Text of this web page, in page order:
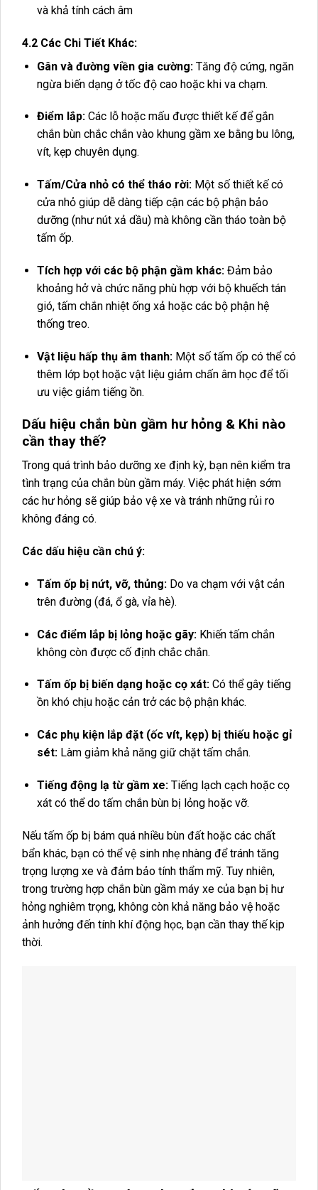
và khả tính cách âm
4.2 Các Chi Tiết Khác:
Gân và đường viền gia cường: Tăng độ cứng, ngăn
ngừa biến dạng ở tốc độ cao hoặc khi va chạm.
Điểm lắp: Các lỗ hoặc mấu được thiết kế để gắn
chắn bùn chắc chắn vào khung gầm xe bằng bu lông,
vít, kẹp chuyên dụng.
Tấm/Cửa nhỏ có thể tháo rời: Một số thiết kế có
cửa nhỏ giúp dễ dàng tiếp cận các bộ phận bảo
dưỡng (như nút xả dầu) mà không cần tháo toàn bộ
tấm ốp.
Tích hợp với các bộ phận gầm khác:Đảm bảo
khoảng hở và chức năng phù hợp với bộ khuếch tán
gió, tấm chắn nhiệt ống xả hoặc các bộ phận hệ
thống treo.
Vật liệu hấp thụ âm thanh:Một số tấm ốp có thể có
thêm lớp bọt hoặc vật liệu giảm chấn âm học để tối
ưu việc giảm tiếng ồn.
Dấu hiệu chắn bùn gầm hư hỏng & Khi nào
cần thay thế?
Trong quá trình bảo dưỡng xe định kỳ, bạn nên kiểm tra
tình trạng của chắn bùn gầm máy. Việc phát hiện sớm
các hư hỏng sẽ giúp bảo vệ xe và tránh những rủi ro
không đáng có.
Các dấu hiệu cần chú ý:
Tấm ốp bị nứt, vỡ, thủng:Do va chạm với vật cản
trên đường (đá, ổ gà, vỉa hè).
Các điểm lắp bị lỏng hoặc gãy: Khiến tấm chắn
không còn được cố định chắc chắn.
Tấm ốp bị biến dạng hoặc cọ xát: Có thể gây tiếng
ồn khó chịu hoặc cản trở các bộ phận khác.
Các phụ kiện lắp đặt (ốc vít, kẹp) bị thiếu hoặc gỉ
sét: Làm giảm khả năng giữ chặt tấm chắn.
Tiếng động lạ từ gầm xe: Tiếng lạch cạch hoặc cọ
xát có thể do tấm chắn bùn bị lỏng hoặc vỡ.
Nếu tấm ốp bị bám quá nhiều bùn đất hoặc các chất
bẩn khác, bạn có thể vệ sinh nhẹ nhàng để tránh tăng
trọng lượng xe và đảm bảo tính thẩm mỹ. Tuy nhiên,
trong trường hợp chắn bùn gầm máy xe của bạn bị hư
hỏng nghiêm trọng, không còn khả năng bảo vệ hoặc
ảnh hưởng đến tính khí động học, bạn cần thay thế kịp
thời.